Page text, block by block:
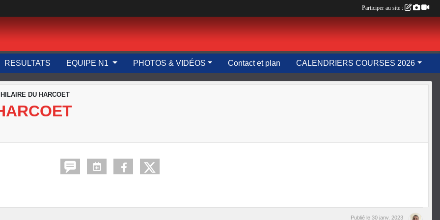
RESULTATS EQUIPE N1 PHOTOS & VIDÉOS Contact et plan CALENDRIERS COURSES 2026
DU HARCOET
Publié le 30 janv. 2023
Participer au site :